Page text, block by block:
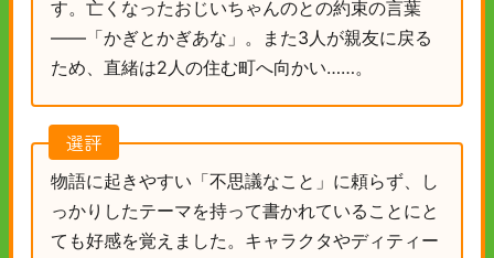
す。亡くなったおじいちゃんのとの約束の言葉
――「かぎとかぎあな」。また3人が親友に戻る
ため、直緒は2人の住む町へ向かい……。
選評
物語に起きやすい「不思議なこと」に頼らず、し
っかりしたテーマを持って書かれていることにと
ても好感を覚えました。キャラクタやディティー